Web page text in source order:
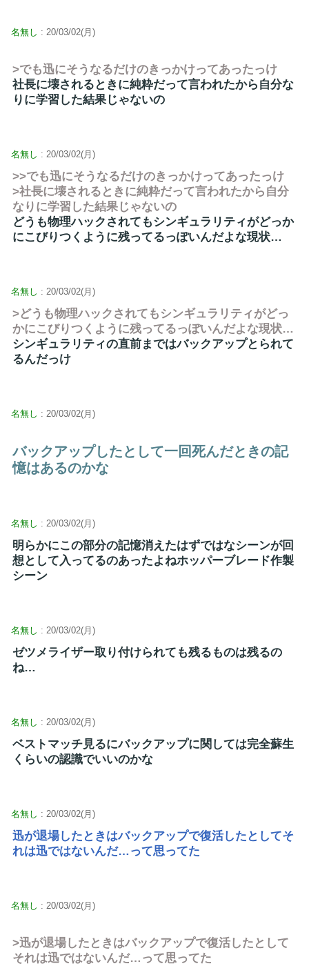
名無し : 20/03/02(月)
>でも迅にそうなるだけのきっかけってあったっけ
社長に壊されるときに純粋だって言われたから自分な
りに学習した結果じゃないの
名無し : 20/03/02(月)
>>でも迅にそうなるだけのきっかけってあったっけ
>社長に壊されるときに純粋だって言われたから自分
なりに学習した結果じゃないの
どうも物理ハックされてもシンギュラリティがどっか
にこびりつくように残ってるっぽいんだよな現状…
名無し : 20/03/02(月)
>どうも物理ハックされてもシンギュラリティがどっ
かにこびりつくように残ってるっぽいんだよな現状…
シンギュラリティの直前まではバックアップとられて
るんだっけ
名無し : 20/03/02(月)
バックアップしたとして一回死んだときの記
憶はあるのかな
名無し : 20/03/02(月)
明らかにこの部分の記憶消えたはずではなシーンが回
想として入ってるのあったよねホッパーブレード作製
シーン
名無し : 20/03/02(月)
ゼツメライザー取り付けられても残るものは残るの
ね…
名無し : 20/03/02(月)
ベストマッチ見るにバックアップに関しては完全蘇生
くらいの認識でいいのかな
名無し : 20/03/02(月)
迅が退場したときはバックアップで復活したとしてそ
れは迅ではないんだ…って思ってた
名無し : 20/03/02(月)
>迅が退場したときはバックアップで復活したとして
それは迅ではないんだ…って思ってた